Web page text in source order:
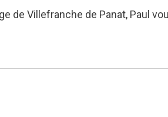
de Villefranche de Panat, Paul